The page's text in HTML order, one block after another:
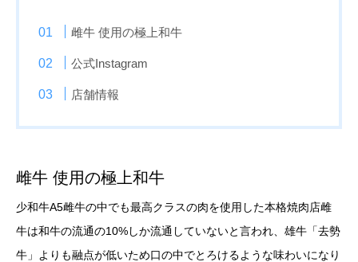
雌牛 使用の極上和牛
公式Instagram
店舗情報
雌牛 使用の極上和牛
少和牛A5雌牛の中でも最高クラスの肉を使用した本格焼肉店雌
牛は和牛の流通の10%しか流通していないと言われ、雄牛「去勢
牛」よりも融点が低いため口の中でとろけるような味わいになり